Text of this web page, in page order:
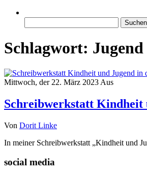
nach:
Schlagwort:
Mittwoch, der 22. März 2023 Aus
Schreibwerkstatt Kindheit
Von Dorit Linke
In meiner Schreibwerkstatt „Kindheit und
social media